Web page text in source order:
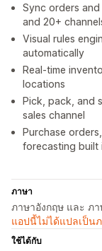
Sync orders
and 20+
Visual rules
automatically
Real-time
locations
Pick, pack, and
sales channel
Purchase
forecasting built
ภาษา
ภาษาอังกฤษ และ ภา
แอปนี้ไม่ได้แปลเป็น
ใช้ได้กับ